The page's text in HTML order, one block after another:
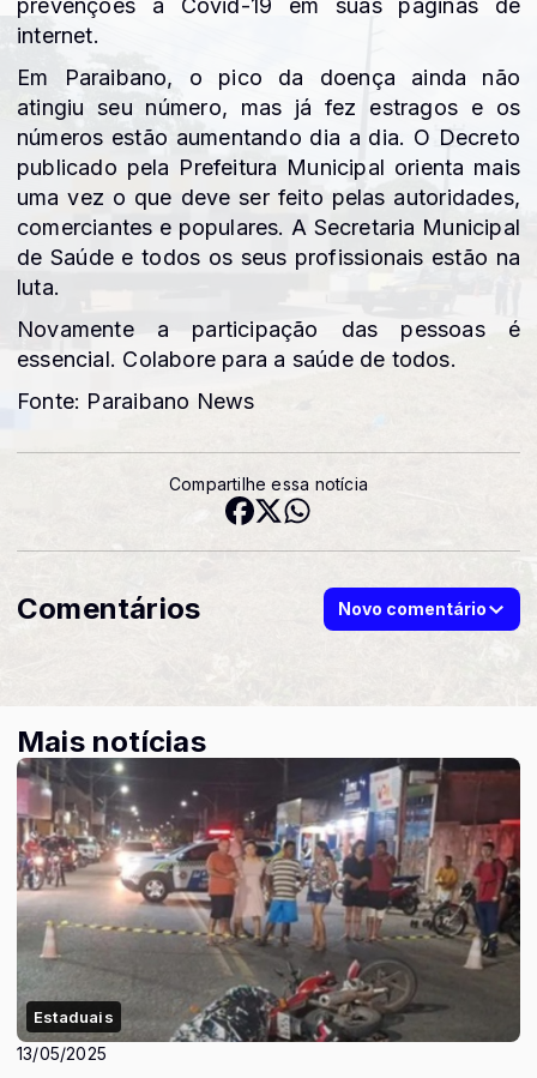
prevenções a Covid-19 em suas páginas de
internet.
Em Paraibano, o pico da doença ainda não
atingiu seu número, mas já fez estragos e os
números estão aumentando dia a dia. O Decreto
publicado pela Prefeitura Municipal orienta mais
uma vez o que deve ser feito pelas autoridades,
comerciantes e populares. A Secretaria Municipal
de Saúde e todos os seus profissionais estão na
luta.
Novamente a participação das pessoas é
essencial. Colabore para a saúde de todos.
Fonte: Paraibano News
Compartilhe essa notícia
Comentários Novo comentário
Mais notícias
Estaduais
13/05/2025